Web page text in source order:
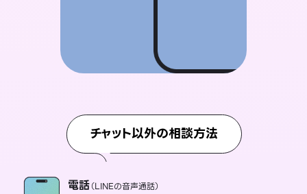
チャット以外の相談方法
電話（LINEの音声通話）